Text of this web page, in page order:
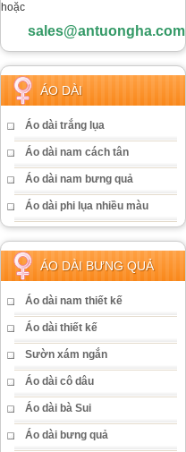
hoặc
sales@antuongha.com
ÁO DÀI
Áo dài trắng lụa
Áo dài nam cách tân
Áo dài nam bưng quả
Áo dài phi lụa nhiều màu
ÁO DÀI BƯNG QUẢ
Áo dài nam thiết kế
Áo dài thiết kế
Sườn xám ngắn
Áo dài cô dâu
Áo dài bà Sui
Áo dài bưng quả